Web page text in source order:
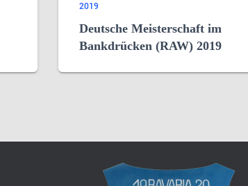
2019
Deutsche Meisterschaft im
Bankdrücken (RAW) 2019